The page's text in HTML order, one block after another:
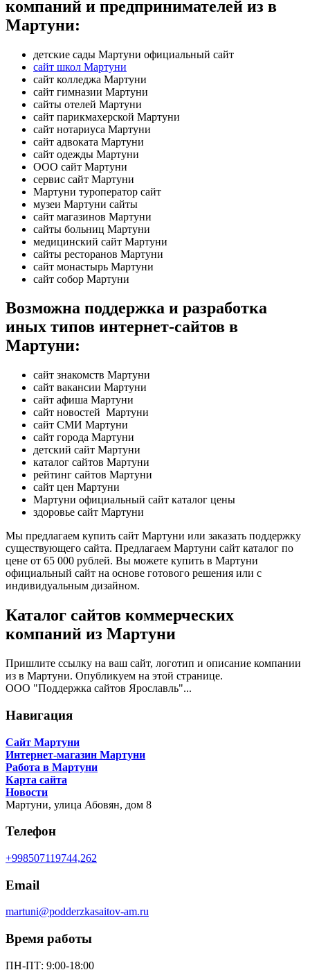
компаний и предпринимателей из в
Мартуни:
детские сады Мартуни официальный сайт
сайт школ Мартуни
сайт колледжа Мартуни
сайт гимназии Мартуни
сайты отелей Мартуни
сайт парикмахерской Мартуни
сайт нотариуса Мартуни
сайт адвоката Мартуни
сайт одежды Мартуни
ООО сайт Мартуни
сервис сайт Мартуни
Мартуни туроператор сайт
музеи Мартуни сайты
сайт магазинов Мартуни
сайты больниц Мартуни
медицинский сайт Мартуни
сайты ресторанов Мартуни
сайт монастырь Мартуни
сайт собор Мартуни
Возможна поддержка и разработка
иных типов интернет-сайтов в
Мартуни:
сайт знакомств Мартуни
сайт вакансии Мартуни
сайт афиша Мартуни
сайт новостей Мартуни
сайт СМИ Мартуни
сайт города Мартуни
детский сайт Мартуни
каталог сайтов Мартуни
рейтинг сайтов Мартуни
сайт цен Мартуни
Мартуни официальный сайт каталог цены
здоровье сайт Мартуни
Мы предлагаем купить сайт Мартуни или заказать поддержку
существующего сайта. Предлагаем Мартуни сайт каталог по
цене от 65 000 рублей. Вы можете купить в Мартуни
официальный сайт на основе готового решения или с
индивидуальным дизайном.
Каталог сайтов коммерческих
компаний из Мартуни
Пришлите ссылку на ваш сайт, логотип и описание компании
из в Мартуни. Опубликуем на этой странице.
ООО "Поддержка сайтов Ярославль"...
Навигация
Сайт Мартуни
Интернет-магазин Мартуни
Работа в Мартуни
Карта сайта
Новости
Мартуни, улица Абовян, дом 8
Телефон
+998507119744,262
Email
martuni@podderzkasaitov-am.ru
Время работы
ПН-ПТ: 9:00-18:00